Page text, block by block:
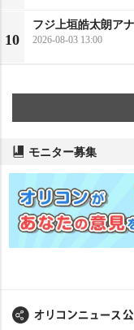
10
フジ上垣皓太朗ア
2026-08-03 13:00
モニター募集